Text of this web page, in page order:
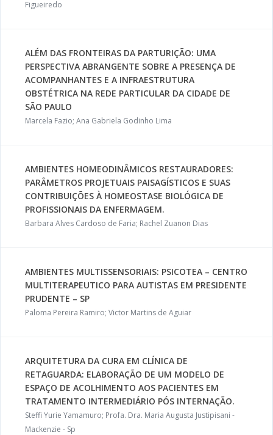
Figueiredo
ALÉM DAS FRONTEIRAS DA PARTURIÇÃO: UMA
PERSPECTIVA ABRANGENTE SOBRE A PRESENÇA DE
ACOMPANHANTES E A INFRAESTRUTURA
OBSTÉTRICA NA REDE PARTICULAR DA CIDADE DE
SÃO PAULO
Marcela Fazio; Ana Gabriela Godinho Lima
AMBIENTES HOMEODINÂMICOS RESTAURADORES:
PARÂMETROS PROJETUAIS PAISAGÍSTICOS E SUAS
CONTRIBUIÇÕES À HOMEOSTASE BIOLÓGICA DE
PROFISSIONAIS DA ENFERMAGEM.
Barbara Alves Cardoso de Faria; Rachel Zuanon Dias
AMBIENTES MULTISSENSORIAIS: PSICOTEA – CENTRO
MULTITERAPEUTICO PARA AUTISTAS EM PRESIDENTE
PRUDENTE – SP
Paloma Pereira Ramiro; Victor Martins de Aguiar
ARQUITETURA DA CURA EM CLÍNICA DE
RETAGUARDA: ELABORAÇÃO DE UM MODELO DE
ESPAÇO DE ACOLHIMENTO AOS PACIENTES EM
TRATAMENTO INTERMEDIÁRIO PÓS INTERNAÇÃO.
Steffi Yurie Yamamuro; Profa. Dra. Maria Augusta Justipisani -
Mackenzie - Sp